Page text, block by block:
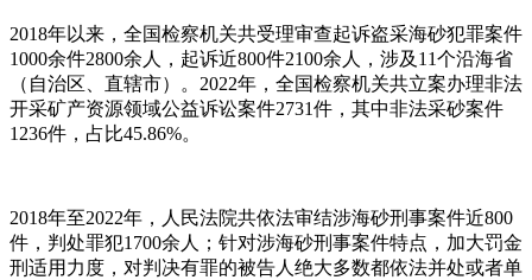
2018年以来，全国检察机关共受理审查起诉盗采海砂犯罪案件
1000余件2800余人，起诉近800件2100余人，涉及11个沿海省
（自治区、直辖市）。2022年，全国检察机关共立案办理非法
开采矿产资源领域公益诉讼案件2731件，其中非法采砂案件
1236件，占比45.86%。
2018年至2022年，人民法院共依法审结涉海砂刑事案件近800
件，判处罪犯1700余人；针对涉海砂刑事案件特点，加大罚金
刑适用力度，对判决有罪的被告人绝大多数都依法并处或者单